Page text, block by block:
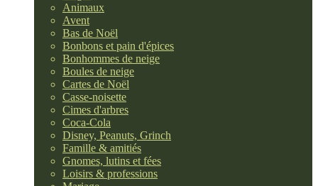
Animaux
Avent
Bas de Noël
Bonbons et pain d'épices
Bonhommes de neige
Boules de neige
Cartes de Noël
Casse-noisette
Cimes d'arbres
Coca-Cola
Disney, Peanuts, Grinch
Famille & amitiés
Gnomes, lutins et fées
Loisirs & professions